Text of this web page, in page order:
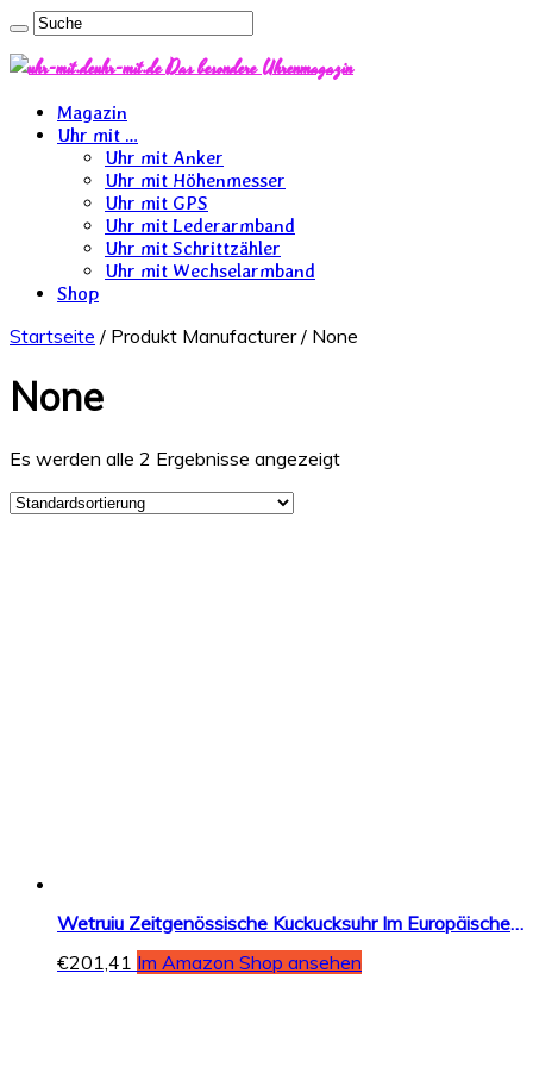
uhr-mit.de Das besondere Uhrenmagazin
Magazin
Uhr mit …
Uhr mit Anker
Uhr mit Höhenmesser
Uhr mit GPS
Uhr mit Lederarmband
Uhr mit Schrittzähler
Uhr mit Wechselarmband
Shop
Startseite / Produkt Manufacturer / None
None
Es werden alle 2 Ergebnisse angezeigt
Wetruiu Zeitgenössische Kuckucksuhr Im Europäischen Stil. Mode Living Uhr Retro Ländliches Wohnzimmer Pendeluhr Braun 20 Zoll
€201,41 Im Amazon Shop ansehen